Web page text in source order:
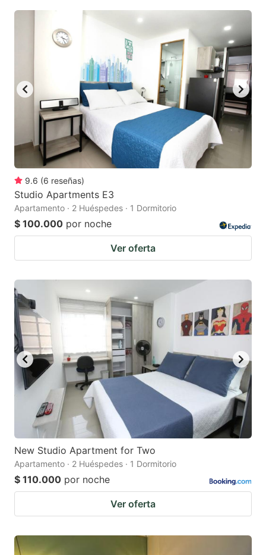
9.6 (6 reseñas)
Studio Apartments E3
Apartamento · 2 Huéspedes · 1 Dormitorio
$ 100.000 por noche
Ver oferta
New Studio Apartment for Two
Apartamento · 2 Huéspedes · 1 Dormitorio
$ 110.000 por noche
Ver oferta